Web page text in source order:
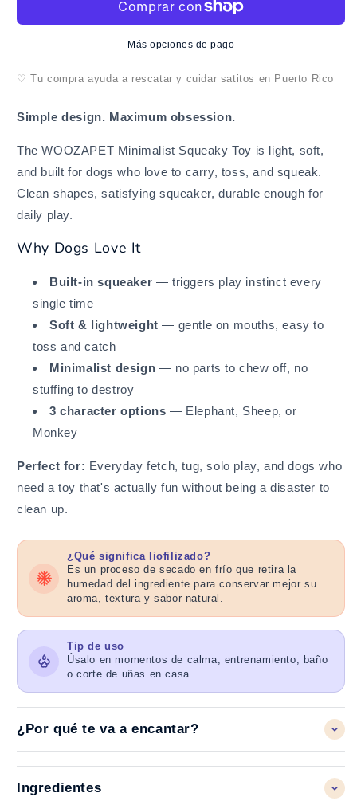
Toy
Dog
Toy
Más opciones de pago
♡ Tu compra ayuda a rescatar y cuidar satitos en Puerto Rico
Simple design. Maximum obsession.
The WOOZAPET Minimalist Squeaky Toy is light, soft,
and built for dogs who love to carry, toss, and squeak.
Clean shapes, satisfying squeaker, durable enough for
daily play.
Why Dogs Love It
Built-in squeaker — triggers play instinct every
single time
Soft & lightweight — gentle on mouths, easy to
toss and catch
Minimalist design — no parts to chew off, no
stuffing to destroy
3 character options — Elephant, Sheep, or
Monkey
Perfect for: Everyday fetch, tug, solo play, and dogs who
need a toy that's actually fun without being a disaster to
clean up.
¿Qué significa liofilizado?
Es un proceso de secado en frío que retira la
humedad del ingrediente para conservar mejor su
aroma, textura y sabor natural.
Tip de uso
Úsalo en momentos de calma, entrenamiento, baño
o corte de uñas en casa.
¿Por qué te va a encantar?
Ingredientes